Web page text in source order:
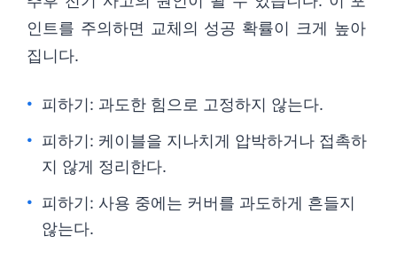
인트를 주의하면 교체의 성공 확률이 크게 높아
집니다.
피하기: 과도한 힘으로 고정하지 않는다.
피하기: 케이블을 지나치게 압박하거나 접촉하
지 않게 정리한다.
피하기: 사용 중에는 커버를 과도하게 흔들지
않는다.